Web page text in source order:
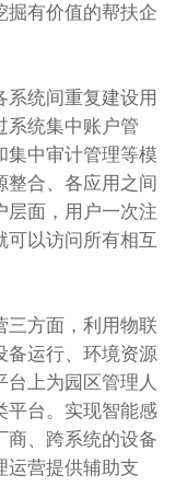
掘有价值的帮扶企
统间重复建设用
系统集中账户管
集中审计管理等模
整合、各应用之间
层面，用户一次注
可以访问所有相互
方面，利用物联
备运行、环境资源
上为园区管理人
平台。实现智能感
商、跨系统的设备
运营提供辅助支